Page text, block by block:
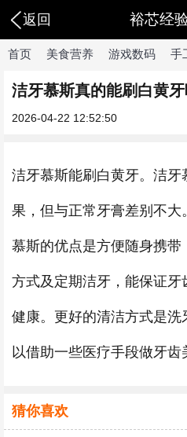
返回 裕芯经
首页 美食营养 游戏数码 手
洁牙慕斯真的能刷白黄
2026-04-22 12:52:50
洁牙慕斯能刷白黄牙。洁
果，但与正常牙膏差别不
慕斯的优点是方便随身携
方式及定期洁牙，能保证
健康。更好的清洁方式是
以借助一些医疗手段做牙齿
猜你喜欢